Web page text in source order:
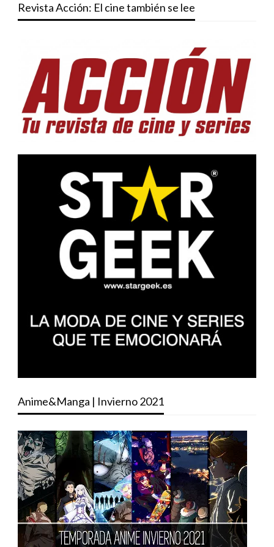
Revista Acción: El cine también se lee
Anime&Manga | Invierno 2021